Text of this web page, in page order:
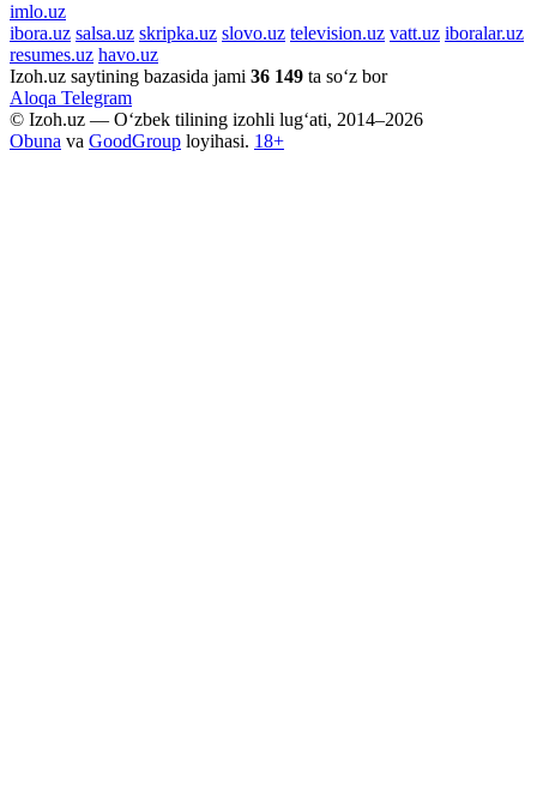
imlo.uz
ibora.uz salsa.uz skripka.uz slovo.uz television.uz vatt.uz iboralar.uz
resumes.uz havo.uz
Izoh.uz saytining bazasida jami 36 149 ta so‘z bor
Aloqa Telegram
© Izoh.uz — O‘zbek tilining izohli lug‘ati, 2014–2026
Obuna va GoodGroup loyihasi. 18+